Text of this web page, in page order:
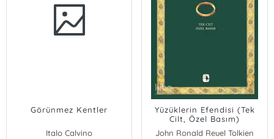
Görünmez Kentler
Italo Calvino
Yüzüklerin Efendisi (Tek
Cilt, Özel Basım)
John Ronald Reuel Tolkien